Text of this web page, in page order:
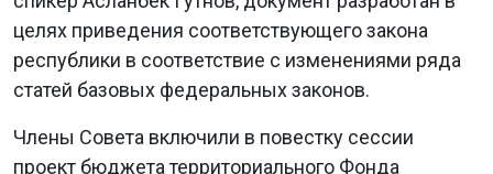
целях приведения соответствующего закона
республики в соответствие с изменениями ряда
статей базовых федеральных законов.
Члены Совета включили в повестку сессии
проект бюджета территориального Фонда